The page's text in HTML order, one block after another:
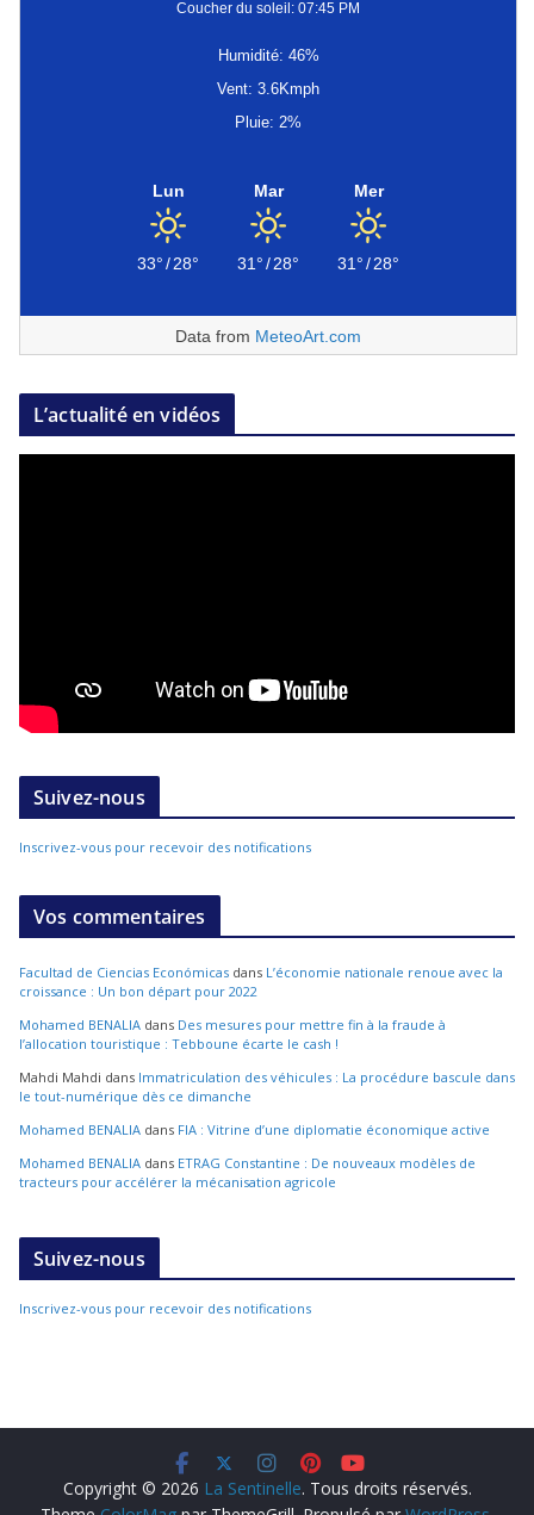
Coucher du soleil: 07:45 PM
Humidité: 46%
Vent: 3.6Kmph
Pluie: 2%
Lun
33°/28°
Mar
31°/28°
Mer
31°/28°
Data from MeteoArt.com
L’actualité en vidéos
Suivez-nous
Inscrivez-vous pour recevoir des notifications
Vos commentaires
Facultad de Ciencias Económicas dans L’économie nationale renoue avec la
croissance : Un bon départ pour 2022
Mohamed BENALIA dans Des mesures pour mettre fin à la fraude à
l’allocation touristique : Tebboune écarte le cash !
Mahdi Mahdi dans Immatriculation des véhicules : La procédure bascule dans
le tout-numérique dès ce dimanche
Mohamed BENALIA dans FIA : Vitrine d’une diplomatie économique active
Mohamed BENALIA dans ETRAG Constantine : De nouveaux modèles de
tracteurs pour accélérer la mécanisation agricole
Suivez-nous
Inscrivez-vous pour recevoir des notifications
Copyright © 2026 La Sentinelle. Tous droits réservés.